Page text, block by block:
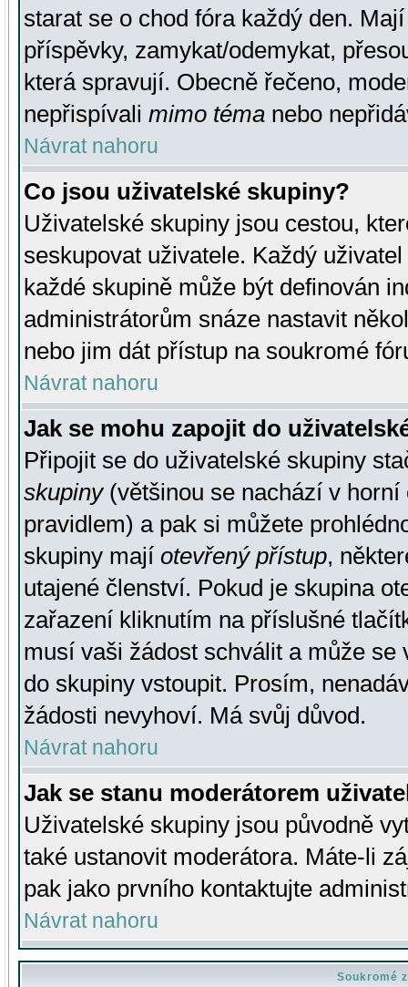
starat se o chod fóra každý den.
příspěvky, zamykat/odemykat,
která spravují. Obecně řečeno,
nepřispívali mimo téma nebo
Návrat nahoru
Co jsou uživatelské skupiny?
Uživatelské skupiny jsou cestou,
seskupovat uživatele. Každý
každé skupině může být definován
administrátorům snáze nastavit
nebo jim dát přístup na soukromé
Návrat nahoru
Jak se mohu zapojit do
Připojit se do uživatelské skupiny
skupiny(většinou se nachází v horní
pravidlem) a pak si můžete
skupiny mají otevřený přístup,
utajené členství. Pokud je skupina
zařazení kliknutím na příslušné
musí vaši žádost schválit a může se
do skupiny vstoupit. Prosím,
žádosti nevyhoví. Má svůj důvod.
Návrat nahoru
Jak se stanu moderátorem
Uživatelské skupiny jsou původně
také ustanovit moderátora. Máte-li
pak jako prvního kontaktujte
Návrat nahoru
Soukromé